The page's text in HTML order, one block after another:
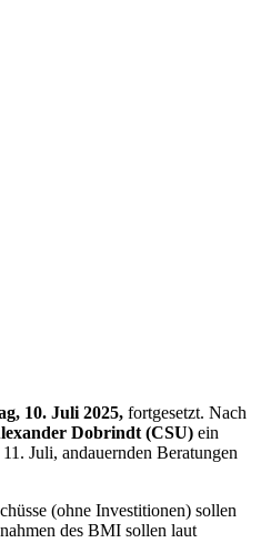
10. Juli 2025, fortgesetzt. Nach
Dobrindt (CSU) ein
Juli, andauernden Beratungen
(ohne Investitionen) sollen
des BMI sollen laut